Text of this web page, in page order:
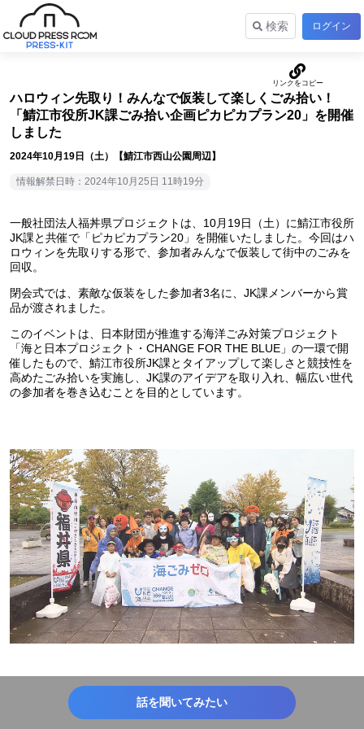
検索 ログイン
ハロウィン先取り！みんなで仮装して楽しくごみ拾い！
「鯖江市役所JK課ごみ拾い企画ピカピカプラン20」を開催
しました
2024年10月19日（土）【鯖江市西山公園周辺】
情報解禁日時：2024年10月25日 11時19分
一般社団法人福丼県プロジェクトは、10月19日（土）に鯖江市役所
JK課と共催で「ピカピカプラン20」を開催いたしました。今回はハ
ロウィンを先取りする形で、参加者みんなで仮装して街中のごみを
回収。
閉会式では、素敵な仮装をした参加者3名に、JK課メンバーから賞
品が渡されました。
このイベントは、日本財団が推進する海洋ごみ対策プロジェクト
「海と日本プロジェクト・CHANGE FOR THE BLUE」の一環で開
催したもので、鯖江市役所JK課とタイアップして楽しさと競技性を
高めたごみ拾いを実施し、JK課のアイデアを取り入れ、幅広い世代
の参加者を巻き込むことを目的としています。
話を聞いてみたい